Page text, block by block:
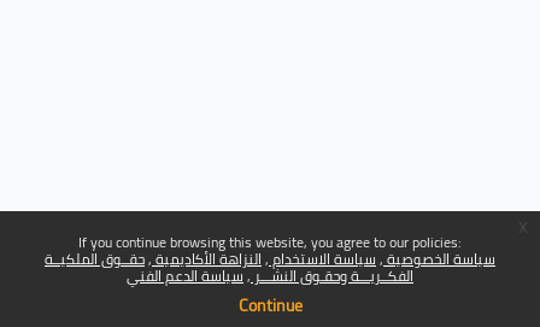
If you continue browsing this website, you agree to our policies:
سياسة الخصوصية سياسة الاستخدام النزاهة الأكاديمية حقــوق الملكيــة
الفكــريـــة وحقـوق النشـــر سياسة الدعم الفني
Continue